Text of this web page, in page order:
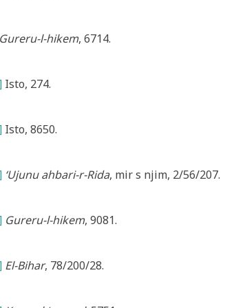
Gureru-l-hikem, 6714.
Isto, 274.
Isto, 8650.
‘Ujunu ahbari-r-Rida, mir s njim, 2/56/207.
Gureru-l-hikem, 9081.
El-Bihar, 78/200/28.